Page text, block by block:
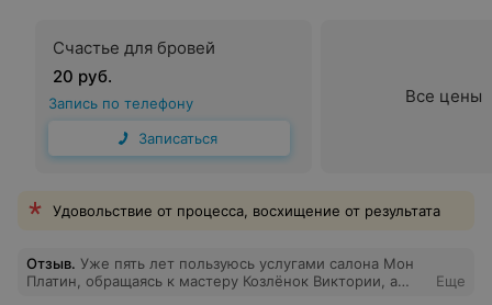
Счастье для бровей
20 руб.
Запись по телефону
Записаться
Все цены
Удовольствие от процесса, восхищение от результата
Отзыв. Уже пять лет пользуюсь услугами салона Мон
Платин, обращаясь к мастеру Козлёнок Виктории, а
Еще